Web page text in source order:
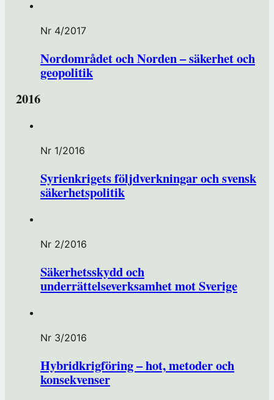
Nr 4/2017
Nordområdet och Norden – säkerhet och
geopolitik
2016
Nr 1/2016
Syrienkrigets följdverkningar och svensk
säkerhetspolitik
Nr 2/2016
Säkerhetsskydd och
underrättelseverksamhet mot Sverige
Nr 3/2016
Hybridkrigföring – hot, metoder och
konsekvenser